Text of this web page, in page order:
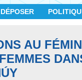
DÉPOSER
AU